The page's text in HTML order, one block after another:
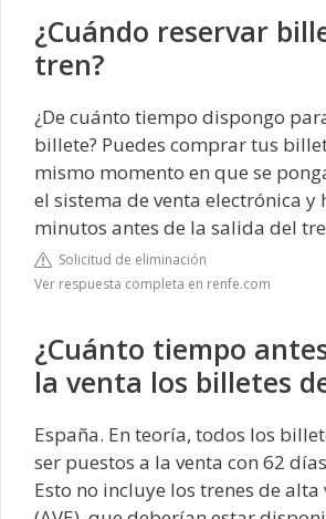
¿Cuándo reservar
tren?
¿De cuánto tiempo dispongo
billete? Puedes comprar tus
mismo momento en que se
el sistema de venta electrónica y
minutos antes de la salida del
Solicitud de eliminación
Ver respuesta completa en renfe.com
¿Cuánto tiempo
la venta los billetes
España. En teoría, todos los
ser puestos a la venta con 62
Esto no incluye los trenes de alta